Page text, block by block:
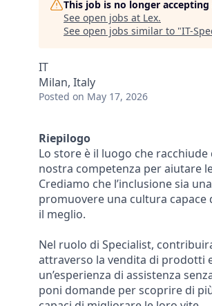
This job is no longer
See open jobs at Lex.
See open jobs similar to "IT-
IT
Milan, Italy
Posted on May 17, 2026
Riepilogo
Lo store è il luogo che
nostra competenza per aiutare
Crediamo che l’inclusione sia
promuovere una cultura
il meglio.
Nel ruolo di Specialist,
attraverso la vendita di prodotti
un’esperienza di assistenza
poni domande per scoprire di